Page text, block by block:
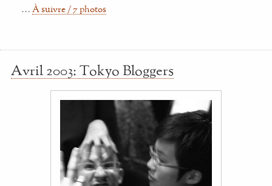
… À suivre / 7 photos
Avril 2003: Tokyo Bloggers